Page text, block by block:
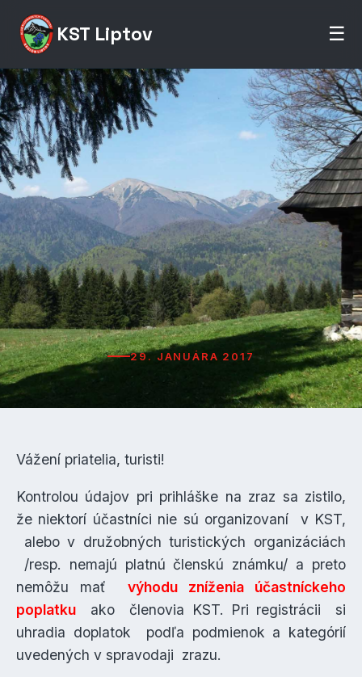
KST Liptov ☰
29. JANUÁRA 2017
Vážení priatelia, turisti!
Kontrolou údajov pri prihláške na zraz sa zistilo,
že niektorí účastníci nie sú organizovaní v KST,
alebo v družobných turistických organizáciách
/resp. nemajú platnú členskú známku/ a preto
nemôžu maťvýhodu zníženia účastníckeho
poplatku ako členovia KST. Pri registrácii si
uhradia doplatok podľa podmienok a kategórií
uvedených v spravodaji zrazu.